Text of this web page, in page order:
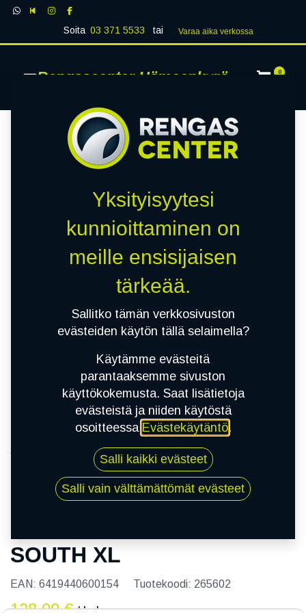
Soita 03 371 5533 tai Varaa aika verk​​​​ossa
Rengascenter Hämeenkyrö 0
205/50R17 93V NORDMAN SOUTH XL
SOUTH XL
EAN: 6419440600154 Tuotekoodi: 265602
128,00€
Yksityisyytesi
kunnioittaminen on
meille ensisijaisen
tärkeää.
Sallitko tämän verkkosivuston
evästeiden käytön tällä selaimella?
Käytämme evästeitä
parantaaksemme sivuston
käyttökokemusta. Saat lisätietoja
evästeistä ja niiden käytöstä
osoitteessa Evästekäytäntö.
Salli kaikki evästeet
Salli vain välttämättömät evästeet